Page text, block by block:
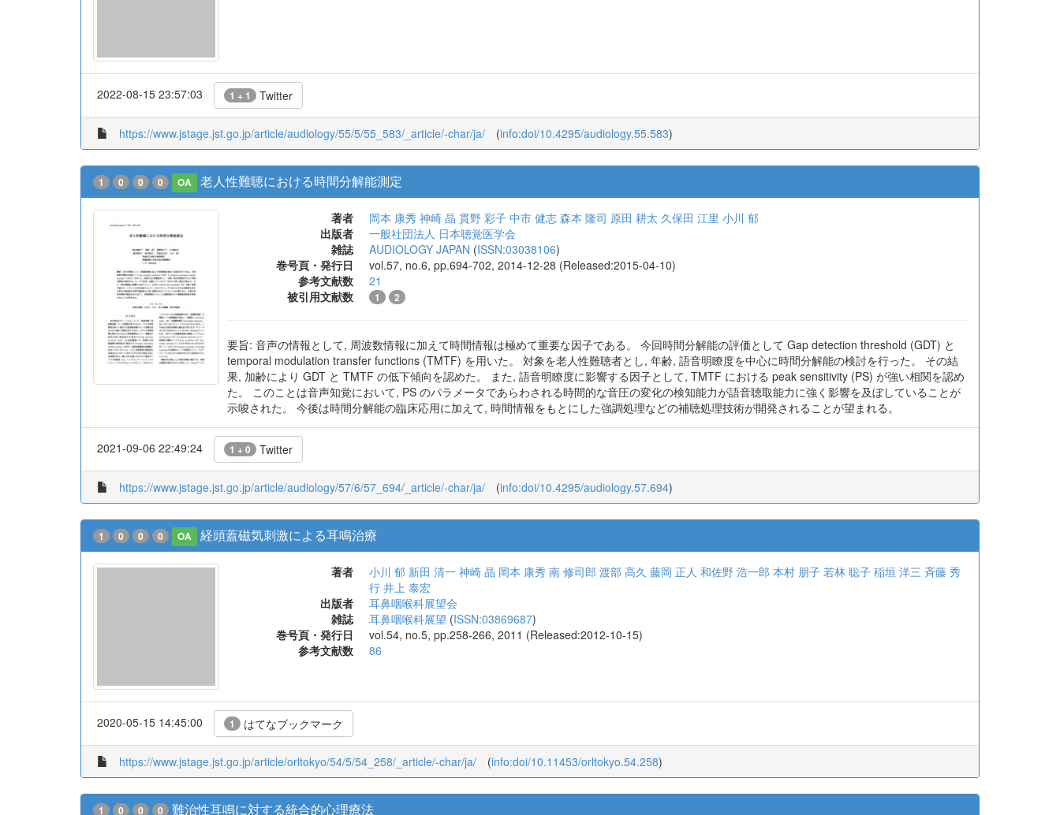
2022-08-15 23:57:03 1 + 1
https://www.jstage.jst.go.jp/article/audiology/55/5/55_583/_article/-char/ja/
0 0 0 OA 老人性難聴における時間分解能測定
著者 岡本 康秀 神崎 晶 貫野 彩子 中市 健志 森本 隆司 原田 耕太 久保田 江里
出版者
一般社団法人 日本聴覚医学会
雑誌
AUDIOLOGY JAPAN
被引用文献数
1 2
要旨: 音声の情報として, 周波数情報に加えて時間情報は極めて重要な因子である。 今回時間分解能の評価として Gap detection threshold (GDT) と
temporal modulation transfer functions (TMTF) を用いた。 対象を老人性難聴者とし, 年齢, 語音明瞭度を中心に時間分解能の検討を行った。 その結
果, 加齢により GDT と TMTF の低下傾向を認めた。 また, 語音明瞭度に影響する因子として, TMTF における peak sensitivity (PS) が強い相関を認め
た。 このことは音声知覚において, PS のパラメータであらわされる時間的な音圧の変化の検知能力が語音聴取能力に強く影響を及ぼしていることが
示唆された。 今後は時間分解能の臨床応用に加えて, 時間情報をもとにした強調処理などの補聴処理技術が開発されることが望まれる。
2021-09-06 22:49:24 1 + 0
https://www.jstage.jst.go.jp/article/audiology/57/6/57_694/_article/-char/ja/
経頭蓋磁気刺激による耳鳴治療
著者 小川 郁 新田 清一 神崎 晶 岡本 康秀
行 井上 泰宏
出版者
耳鼻咽喉科展望会
参考文献数
86